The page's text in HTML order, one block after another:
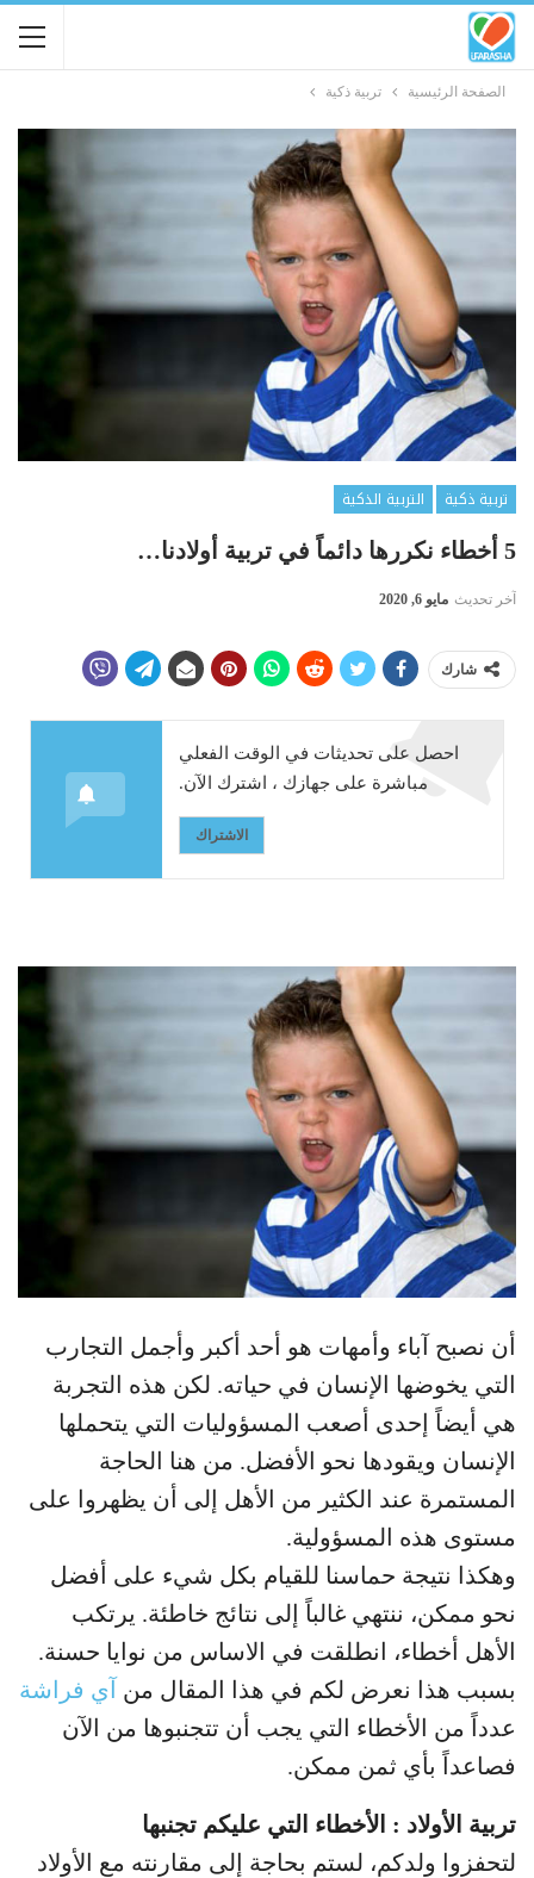
الصفحة الرئيسية تربية ذكية
تربية ذكية
التربية الذكية
5 أخطاء نكررها دائماً في تربية أولادنا…
آخر تحديث مايو 6, 2020
شارك
احصل على تحديثات في الوقت الفعلي
مباشرة على جهازك ، اشترك الآن.
الاشتراك
أن نصبح آباء وأمهات هو أحد أكبر وأجمل التجارب
التي يخوضها الإنسان في حياته. لكن هذه التجربة
هي أيضاً إحدى أصعب المسؤوليات التي يتحملها
الإنسان ويقودها نحو الأفضل. من هنا الحاجة
المستمرة عند الكثير من الأهل إلى أن يظهروا على
مستوى هذه المسؤولية.
وهكذا نتيجة حماسنا للقيام بكل شيء على أفضل
نحو ممكن، ننتهي غالباً إلى نتائج خاطئة. يرتكب
الأهل أخطاء، انطلقت في الاساس من نوايا حسنة.
بسبب هذا نعرض لكم في هذا المقال من آي فراشة
عدداً من الأخطاء التي يجب أن تتجنبوها من الآن
فصاعداً بأي ثمن ممكن.
تربية الأولاد : الأخطاء التي عليكم تجنبها
لتحفزوا ولدكم، لستم بحاجة إلى مقارنته مع الأولاد